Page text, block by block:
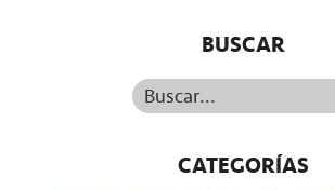
BUSCAR
Buscar...
CATEGORÍAS